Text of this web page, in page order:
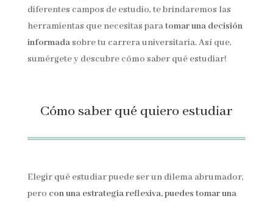
diferentes campos de estudio, te brindaremos las
herramientas que necesitas paratomar una decisión
informadasobre tu carrera universitaria. Así que,
sumérgete y descubre cómo saber qué estudiar!
Cómo saber qué quiero estudiar
Elegir qué estudiar puede ser un dilema abrumador,
pero con una estrategia reflexiva, puedes tomar una